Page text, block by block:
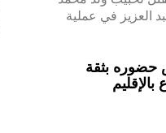
العزيز في عملية
حضوره بثقة